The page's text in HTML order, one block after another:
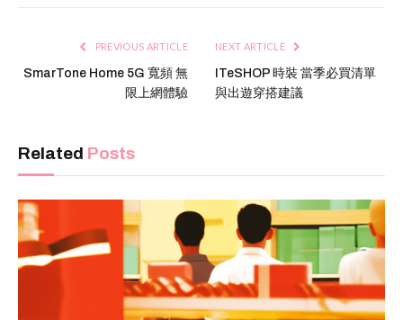
PREVIOUS ARTICLE
SmarTone Home 5G 寬頻 無
限上網體驗
NEXT ARTICLE
ITeSHOP 時裝 當季必買清單
與出遊穿搭建議
Related Posts